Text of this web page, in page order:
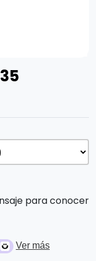
para conocer
Ver más